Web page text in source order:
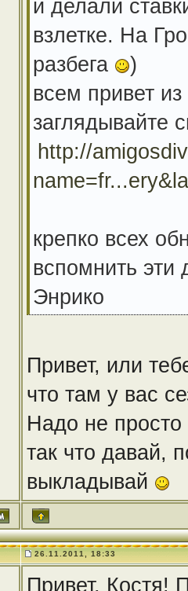
и делали
взлетке. На
разбега
)
всем привет
заглядывайте
http://
крепко всех
вспомнить эти
Энрико
Привет, или
что там у вас
Надо не просто
так что давай,
выкладывай
26.11.2011, 18:33
Привет, Костя!